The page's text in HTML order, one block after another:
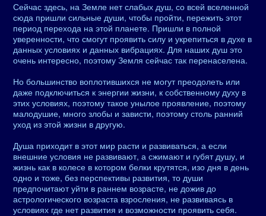
Сейчас здесь, на Земле нет слабых душ, со всей вселенной
сюда пришли сильные души, чтобы пройти, пережить этот
период перехода на этой планете. Пришли в полной
уверенности, что смогут проявить силу и укрепиться в духе в
данных условиях и данных вибрациях. Для наших душ это
очень интересно, поэтому Земля сейчас так перенаселена.
Но большинство воплотившихся не могут преодолеть или
даже подключиться к энергии жизни, к собственному духу в
этих условиях, поэтому такое унылое проявление, поэтому
малодушие, много злобы и зависти, поэтому столь ранний
уход из этой жизни в другую.
Душа приходит в этот мир расти и развиваться, а если
внешние условия не развивают, а сжимают и губят душу, и
жизнь как в колесе в котором белки крутятся, изо дня в день
одно и тоже, без перспективы развития, то души
предпочитают уйти в раннем возрасте, не дожив до
астрологического возраста взросления, не развиваясь в
условиях где нет развития и возможности проявить себя.